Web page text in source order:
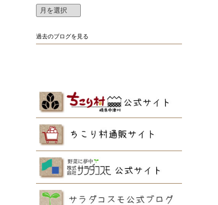
過去のブログを見る